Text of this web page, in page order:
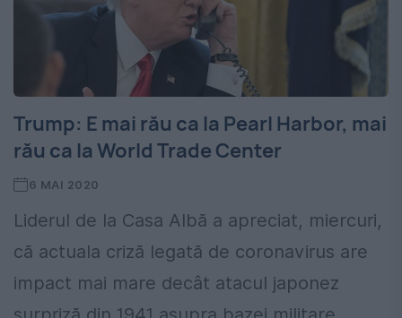
Trump: E mai rău ca la Pearl Harbor, mai
rău ca la World Trade Center
6 MAI 2020
Liderul de la Casa Albă a apreciat, miercuri,
că actuala criză legată de coronavirus are
impact mai mare decât atacul japonez